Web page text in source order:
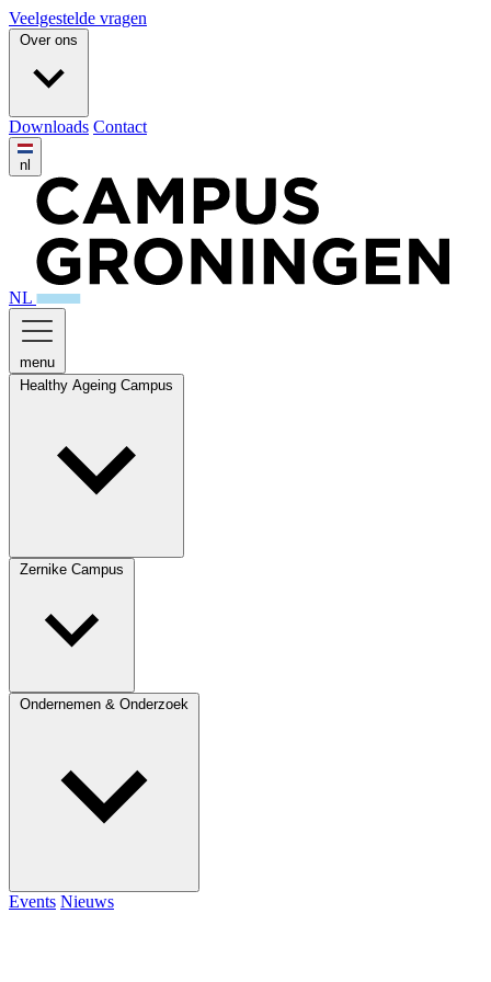
Veelgestelde vragen
Over ons
Downloads Contact
nl
NL
menu
Healthy Ageing Campus
Zernike Campus
Ondernemen & Onderzoek
Events Nieuws